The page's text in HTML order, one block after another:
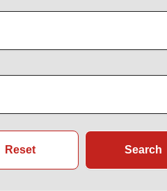
Reset Search